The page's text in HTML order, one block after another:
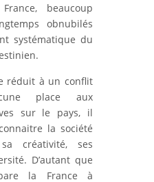
beaucoup
obnubilés
systématique du
réduit à un conflit
place aux
sur le pays, il
la société
créativité, ses
D’autant que
la France à